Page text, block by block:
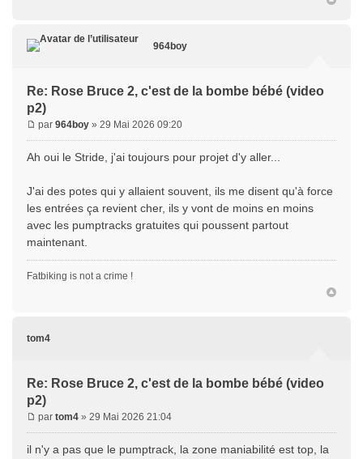
964boy
Re: Rose Bruce 2, c'est de la bombe bébé (video
p2)
par 964boy » 29 Mai 2026 09:20
Ah oui le Stride, j'ai toujours pour projet d'y aller...
J'ai des potes qui y allaient souvent, ils me disent qu'à force
les entrées ça revient cher, ils y vont de moins en moins
avec les pumptracks gratuites qui poussent partout
maintenant.
Fatbiking is not a crime !
tom4
Re: Rose Bruce 2, c'est de la bombe bébé (video
p2)
par tom4 » 29 Mai 2026 21:04
il n'y a pas que le pumptrack, la zone maniabilité est top, la